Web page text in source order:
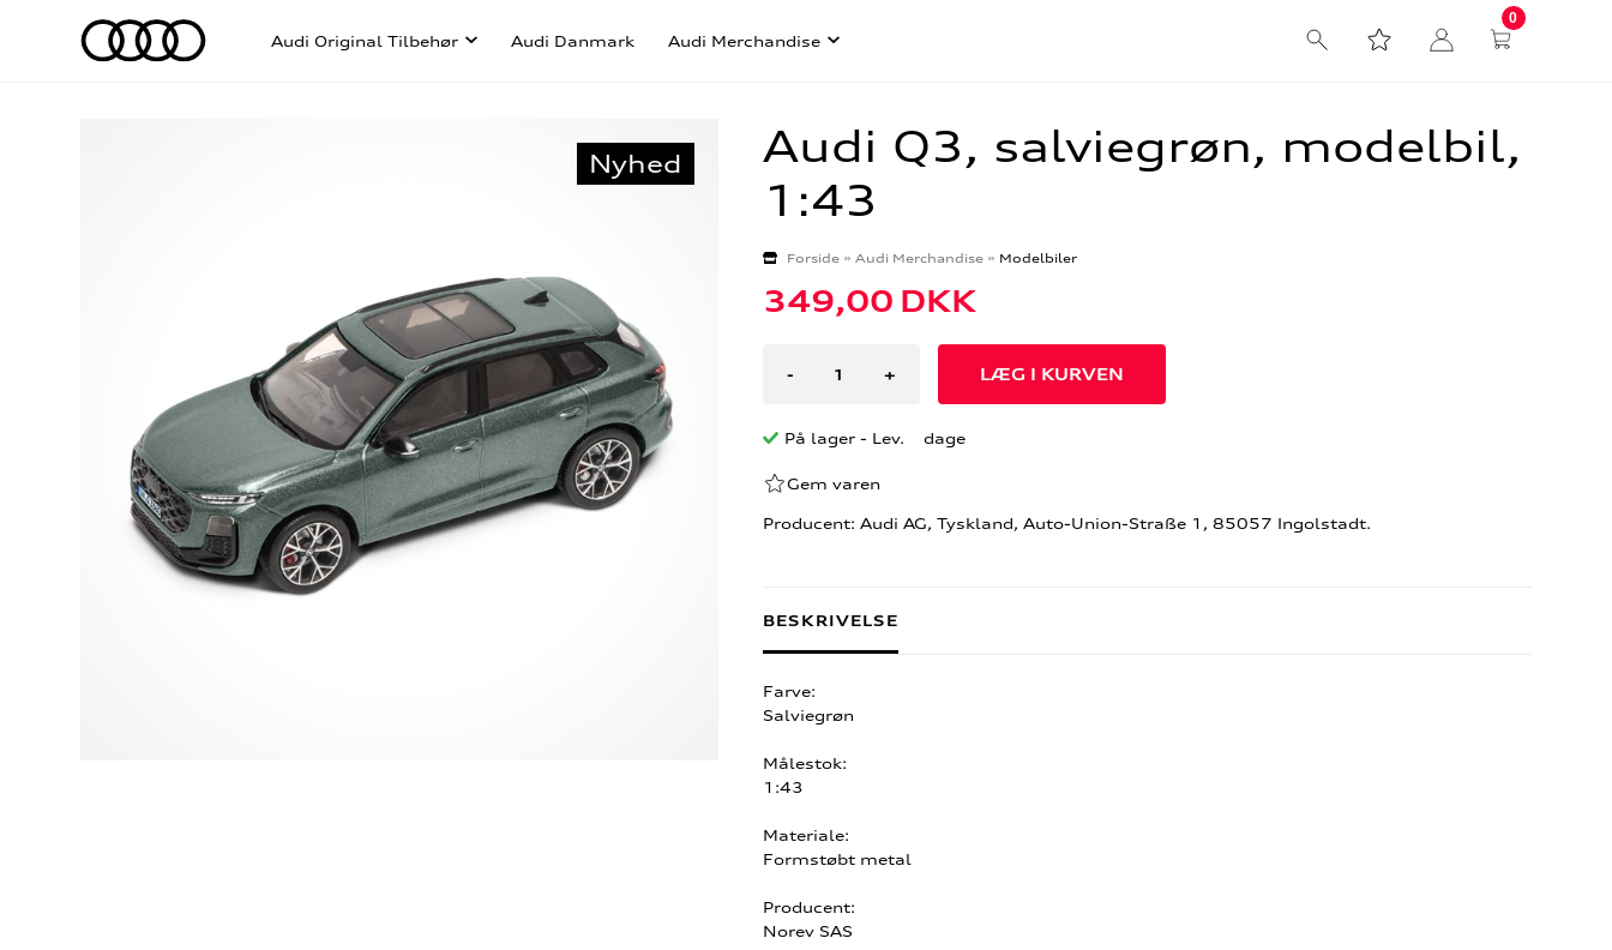
Audi Original Tilbehør Audi Danmark Audi Merchandise
0
Nyhed
Audi Q3, salviegrøn, modelbil,
1:43
Forside» Audi Merchandise» Modelbiler
349,00 DKK
- +
På lager - Lev. dage
Gem varen
Producent: Audi AG, Tyskland, Auto-Union-Straße 1, 85057 Ingolstadt.
BESKRIVELSE
Farve:
Salviegrøn
Målestok:
1:43
Materiale:
Formstøbt metal
Producent:
Norev SAS